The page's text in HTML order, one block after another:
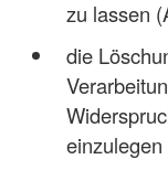
zu lassen
die